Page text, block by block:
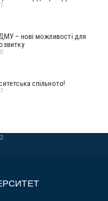
– нові можливості для
спільното!